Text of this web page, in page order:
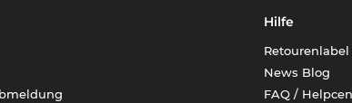
Hilfe
News Blog
FAQ /